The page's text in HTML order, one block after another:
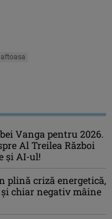
Vanga pentru 2026.
Al Treilea Război
și AI-ul!
plină criză energetică,
chiar negativ mâine